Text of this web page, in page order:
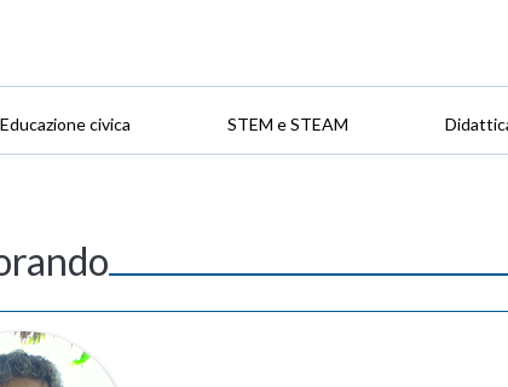
Educazione civica STEM e STEAM